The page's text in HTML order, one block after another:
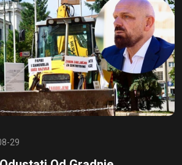
29